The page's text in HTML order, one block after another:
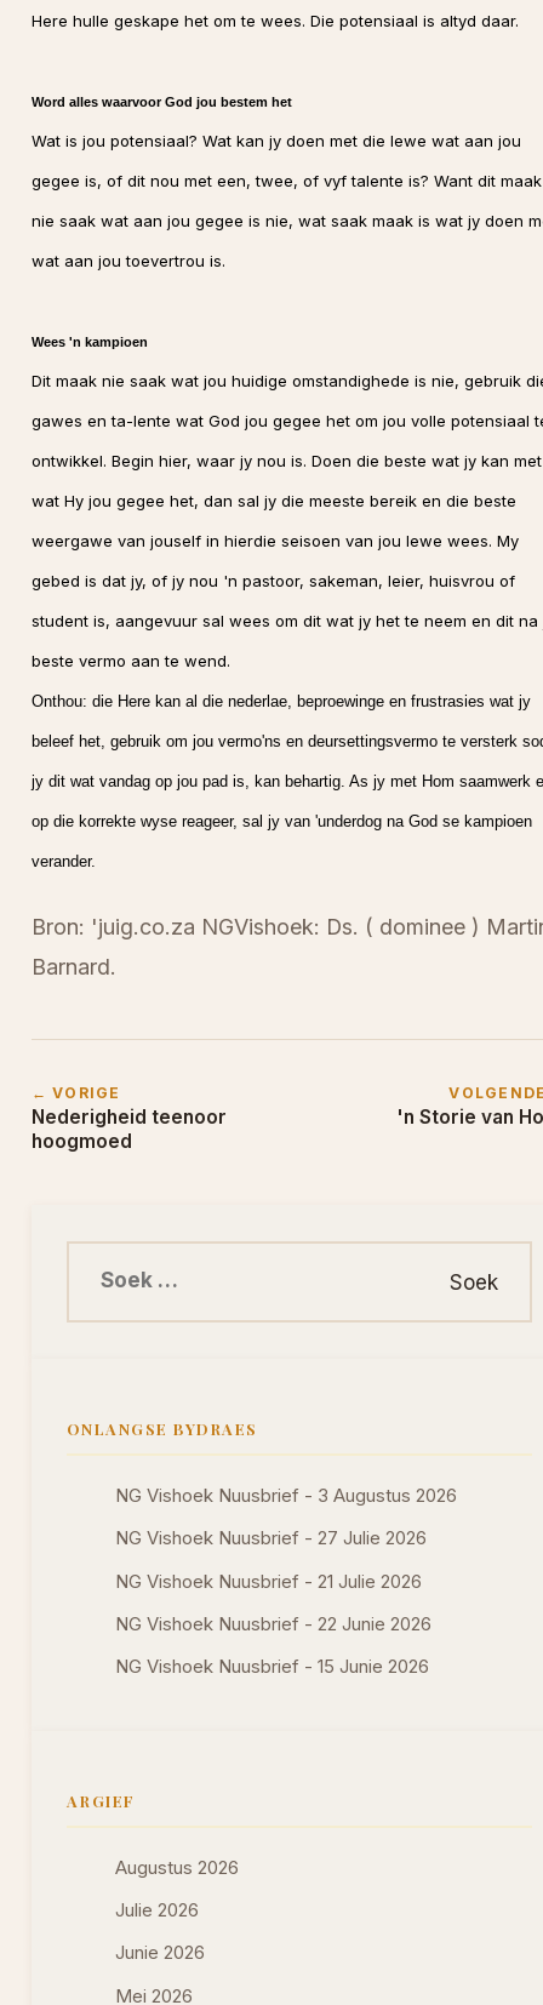
Here hulle geskape het om te wees. Die potensiaal is altyd daar.
Word alles waarvoor God jou bestem het
Wat is jou potensiaal? Wat kan jy doen met die lewe wat aan jou
gegee is, of dit nou met een, twee, of vyf talente is? Want dit maak
nie saak wat aan jou gegee is nie, wat saak maak is wat jy doen
wat aan jou toevertrou is.
Wees 'n kampioen
Dit maak nie saak wat jou huidige omstandighede is nie, gebruik
gawes en ta-lente wat God jou gegee het om jou volle potensiaal
ontwikkel. Begin hier, waar jy nou is. Doen die beste wat jy kan met
wat Hy jou gegee het, dan sal jy die meeste bereik en die beste
weergawe van jouself in hierdie seisoen van jou lewe wees. My
gebed is dat jy, of jy nou 'n pastoor, sakeman, leier, huisvrou of
student is, aangevuur sal wees om dit wat jy het te neem en dit na
beste vermo aan te wend.
Onthou: die Here kan al die nederlae, beproewinge en frustrasies wat jy
beleef het, gebruik om jou vermo'ns en deursettingsvermo te versterk
jy dit wat vandag op jou pad is, kan behartig. As jy met Hom saamwerk
op die korrekte wyse reageer, sal jy van 'underdog na God se kampioen
verander.
Bron: 'juig.co.za NGVishoek: Ds. ( dominee )
Barnard.
← VORIGE
Nederigheid teenoor
hoogmoed
'n Storie van
ONLANGSE BYDRAES
NG Vishoek Nuusbrief - 3 Augustus 2026
NG Vishoek Nuusbrief - 27 Julie 2026
NG Vishoek Nuusbrief - 21 Julie 2026
NG Vishoek Nuusbrief - 22 Junie 2026
NG Vishoek Nuusbrief - 15 Junie 2026
ARGIEF
Augustus 2026
Julie 2026
Junie 2026
Mei 2026